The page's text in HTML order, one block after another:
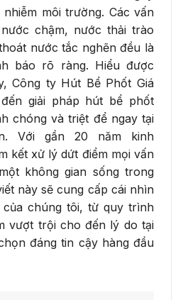
môi trường. Các vấn
chậm, nước thải trào
nước tắc nghẽn đều là
báo rõ ràng. Hiểu được
Công ty Hút Bể Phốt Giá
giải pháp hút bể phốt
chóng và triệt để ngay tại
Với gần 20 năm kinh
kết xử lý dứt điểm mọi vấn
không gian sống trong
này sẽ cung cấp cái nhìn
chúng tôi, từ quy trình
vượt trội cho đến lý do tại
đáng tin cậy hàng đầu